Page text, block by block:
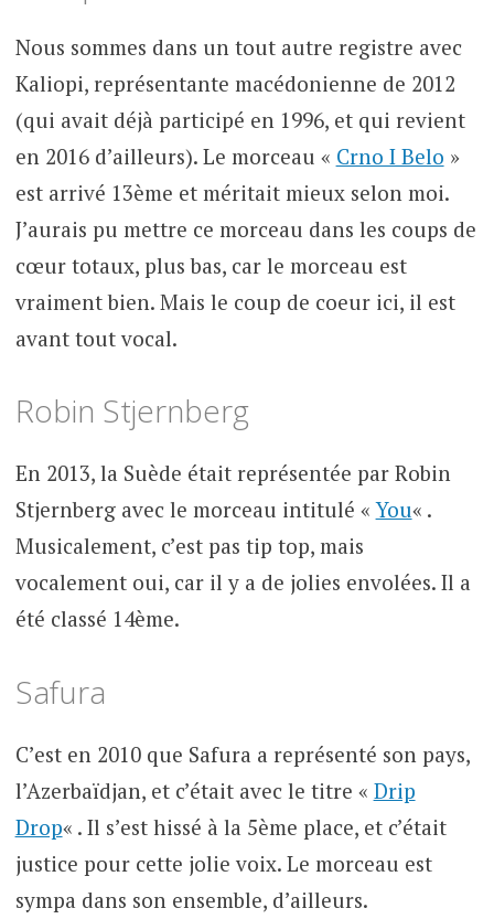
Nous sommes dans un tout autre registre avec
Kaliopi, représentante macédonienne de 2012
(qui avait déjà participé en 1996, et qui revient
en 2016 d’ailleurs). Le morceau « Crno I Belo »
est arrivé 13ème et méritait mieux selon moi.
J’aurais pu mettre ce morceau dans les coups de
cœur totaux, plus bas, car le morceau est
vraiment bien. Mais le coup de coeur ici, il est
avant tout vocal.
Robin Stjernberg
En 2013, la Suède était représentée par Robin
Stjernberg avec le morceau intitulé «You« .
Musicalement, c’est pas tip top, mais
vocalement oui, car il y a de jolies envolées. Il a
été classé 14ème.
Safura
C’est en 2010 que Safura a représenté son pays,
l’Azerbaïdjan, et c’était avec le titre « Drip
Drop« . Il s’est hissé à la 5ème place, et c’était
justice pour cette jolie voix. Le morceau est
sympa dans son ensemble, d’ailleurs.